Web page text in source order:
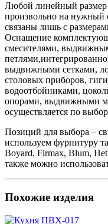
Любой линейный размер
произвольно на нужный
связаны лишь с
Оснащение
смесителями,
выдвижными сетками,
столовых приборов,
водоотбойниками,
опорами, выдвижными
осуществляется по
Позиций для выбора –
используем фурнитуру
Boyard, Firmax, Blum,
также можно
Похожие изделия